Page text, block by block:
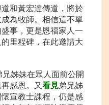
和黃宏達傳道，將於
為牧師。相信這不單
事，更是恩福家人一
里程碑，在此邀請大
兄姊妹在眾人面前公開
感恩。又 看見弟兄姊
宣教士課程，仍是感